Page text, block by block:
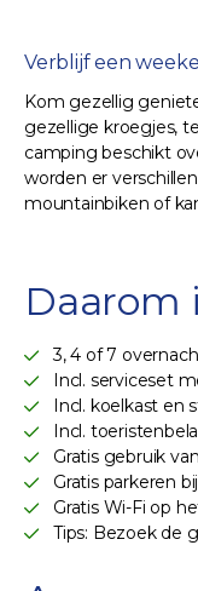
Verblijf een
Kom gezellig
gezellige kroegjes,
camping beschikt
worden er
mountainbiken of
Daarom
3, 4 of 7
Incl. serviceset
Incl. koelkast en
Incl.
Gratis gebruik
Gratis parkeren
Gratis Wi-Fi op
Tips: Bezoek de